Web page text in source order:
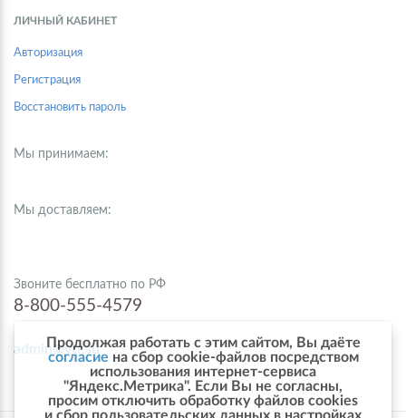
ЛИЧНЫЙ КАБИНЕТ
Авторизация
Регистрация
Восстановить пароль
Мы принимаем:
Мы доставляем:
Звоните бесплатно по РФ
8-800-555-4579
admin@vtr.su
Продолжая работать с этим сайтом, Вы даёте
согласие на сбор cookie-файлов посредством
использования интернет-сервиса
"Яндекс.Метрика". Если Вы не согласны,
просим отключить обработку файлов cookies